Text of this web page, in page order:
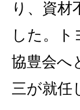
り、資材
した。ト
協豊会へ
三が就任